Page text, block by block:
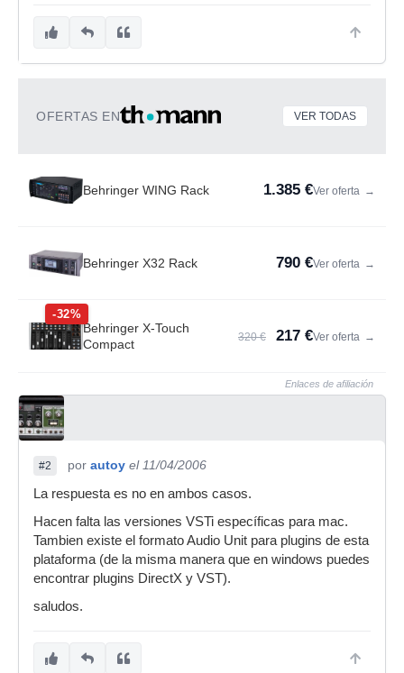
OFERTAS EN VER TODAS
Behringer WING Rack 1.385 €Ver oferta →
Behringer X32 Rack 790 €Ver oferta →
-32%
Behringer X-Touch
Compact
320 € 217 €Ver oferta →
Enlaces de afiliación
#2 por autoy el 11/04/2006
La respuesta es no en ambos casos.
Hacen falta las versiones VSTi específicas para mac.
Tambien existe el formato Audio Unit para plugins de esta
plataforma (de la misma manera que en windows puedes
encontrar plugins DirectX y VST).
saludos.